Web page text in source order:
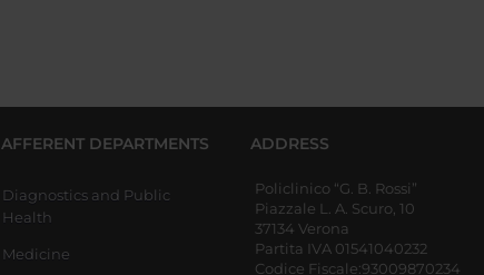
AFFERENT DEPARTMENTS
Diagnostics and Public
Health
Medicine
ADDRESS
Policlinico “G. B. Rossi”
Piazzale L. A. Scuro, 10
37134 Verona
Partita IVA 01541040232
Codice Fiscale:93009870234